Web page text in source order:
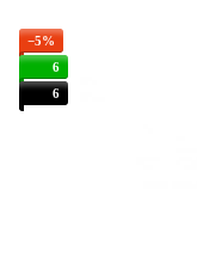
−5%
6
6